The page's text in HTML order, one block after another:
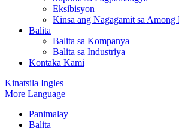
Eksibisyon
Kinsa ang Nagagamit sa Among
Balita
Balita sa Kompanya
Balita sa Industriya
Kontaka Kami
Kinatsila Ingles
More Language
Panimalay
Balita